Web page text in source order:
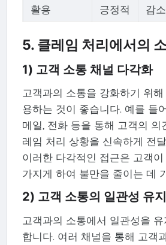
활용
긍정적
감소
5. 클레임 처리에서의
1) 고객 소통 채널 다각화
고객과의 소통을 강화하기 위
용하는 것이 좋습니다. 예를 들
메일, 전화 등을 통해 고객의 의
레임 처리 상황을 신속하게 전
이러한 다각적인 접근은 고객
가지게 하여 불만을 줄이는 데
2) 고객 소통의 일관성 유지
고객과의 소통에서 일관성을
합니다. 여러 채널을 통해 고객